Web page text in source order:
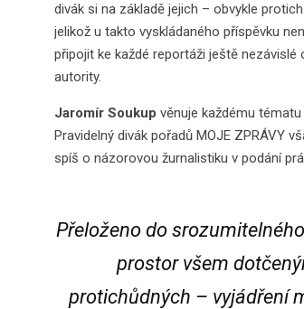
divák si na základě jejich – obvykle
jelikož u takto vyskládaného příspěvku
připojit ke každé reportáži ještě
autority.
Jaromír Soukup věnuje každému
Pravidelný divák pořadů MOJE ZPRÁVY
spíš o názorovou žurnalistiku v podání
Přeloženo do
prostor všem
protichůdných – vyjádření